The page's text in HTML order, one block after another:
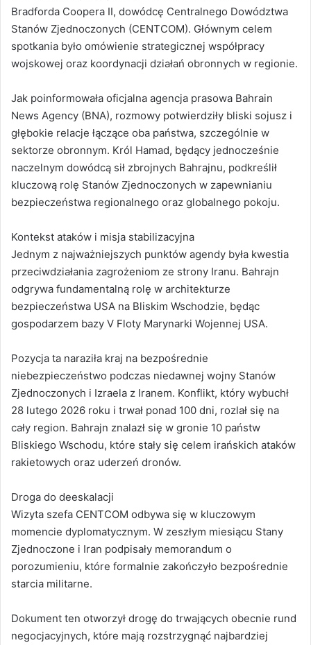
Bradforda Coopera II, dowódcę Centralnego Dowództwa
Stanów Zjednoczonych (CENTCOM). Głównym celem
spotkania było omówienie strategicznej współpracy
wojskowej oraz koordynacji działań obronnych w regionie.
Jak poinformowała oficjalna agencja prasowa Bahrain
News Agency (BNA), rozmowy potwierdziły bliski sojusz i
głębokie relacje łączące oba państwa, szczególnie w
sektorze obronnym. Król Hamad, będący jednocześnie
naczelnym dowódcą sił zbrojnych Bahrajnu, podkreślił
kluczową rolę Stanów Zjednoczonych w zapewnianiu
bezpieczeństwa regionalnego oraz globalnego pokoju.
Kontekst ataków i misja stabilizacyjna
Jednym z najważniejszych punktów agendy była kwestia
przeciwdziałania zagrożeniom ze strony Iranu. Bahrajn
odgrywa fundamentalną rolę w architekturze
bezpieczeństwa USA na Bliskim Wschodzie, będąc
gospodarzem bazy V Floty Marynarki Wojennej USA.
Pozycja ta naraziła kraj na bezpośrednie
niebezpieczeństwo podczas niedawnej wojny Stanów
Zjednoczonych i Izraela z Iranem. Konflikt, który wybuchł
28 lutego 2026 roku i trwał ponad 100 dni, rozlał się na
cały region. Bahrajn znalazł się w gronie 10 państw
Bliskiego Wschodu, które stały się celem irańskich ataków
rakietowych oraz uderzeń dronów.
Droga do deeskalacji
Wizyta szefa CENTCOM odbywa się w kluczowym
momencie dyplomatycznym. W zeszłym miesiącu Stany
Zjednoczone i Iran podpisały memorandum o
porozumieniu, które formalnie zakończyło bezpośrednie
starcia militarne.
Dokument ten otworzył drogę do trwających obecnie rund
negocjacyjnych, które mają rozstrzygnąć najbardziej